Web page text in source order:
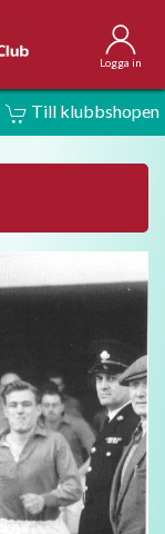
Logga in
Till klubbshopen